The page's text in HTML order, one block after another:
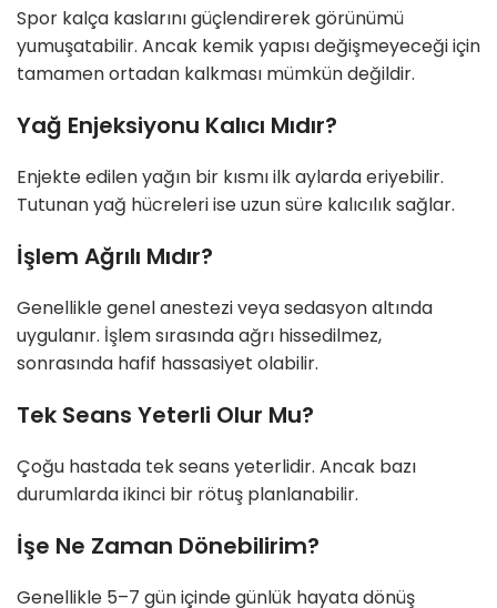
Spor kalça kaslarını güçlendirerek görünümü
yumuşatabilir. Ancak kemik yapısı değişmeyeceği için
tamamen ortadan kalkması mümkün değildir.
Yağ Enjeksiyonu Kalıcı Mıdır?
Enjekte edilen yağın bir kısmı ilk aylarda eriyebilir.
Tutunan yağ hücreleri ise uzun süre kalıcılık sağlar.
İşlem Ağrılı Mıdır?
Genellikle genel anestezi veya sedasyon altında
uygulanır. İşlem sırasında ağrı hissedilmez,
sonrasında hafif hassasiyet olabilir.
Tek Seans Yeterli Olur Mu?
Çoğu hastada tek seans yeterlidir. Ancak bazı
durumlarda ikinci bir rötuş planlanabilir.
İşe Ne Zaman Dönebilirim?
Genellikle 5–7 gün içinde günlük hayata dönüş